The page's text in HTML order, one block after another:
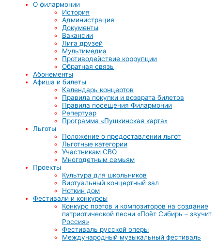
О филармонии
История
Администрация
Документы
Вакансии
Лига друзей
Мультимедиа
Противодействие коррупции
Обратная связь
Абонементы
Афиша и билеты
Календарь концертов
Правила покупки и возврата билетов
Правила посещения Филармонии
Репертуар
Программа «Пушкинская карта»
Льготы
Положение о предоставлении льгот
Льготные категории
Участникам СВО
Многодетным семьям
Проекты
Культура для школьников
Виртуальный концертный зал
Ноткин дом
Фестивали и конкурсы
Конкурс поэтов и композиторов на создание
патриотической песни «Поёт Сибирь – звучит
Россия»
Фестиваль русской оперы
Международный музыкальный фестиваль